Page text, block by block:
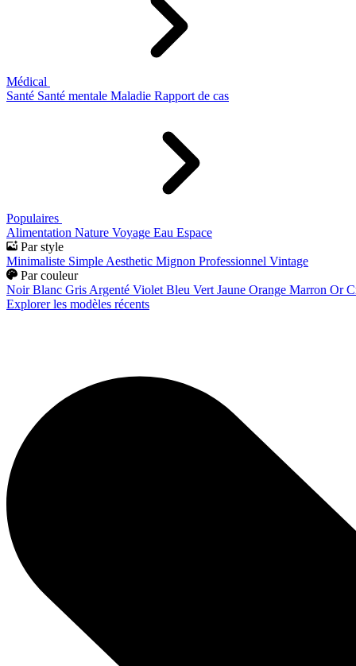
Médical
Santé Santé mentale Maladie Rapport de cas
Populaires
Alimentation Nature Voyage Eau Espace
Par style
Minimaliste Simple Aesthetic Mignon Professionnel Vintage
Par couleur
Noir Blanc Gris Argenté Violet Bleu Vert Jaune Orange Marron Or
Explorer les modèles récents